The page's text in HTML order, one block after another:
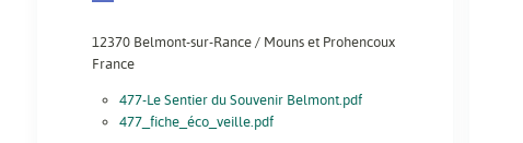
12370 Belmont-sur-Rance / Mouns et Prohencoux
France
477-Le Sentier du Souvenir Belmont.pdf
477_fiche_éco_veille.pdf